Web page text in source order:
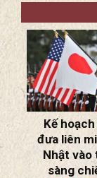
“CỦA
TA”. . . ra
lạc
Trần